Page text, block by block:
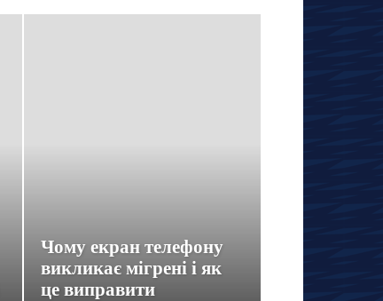
Чому екран телефону
викликає мігрені і як
це виправити